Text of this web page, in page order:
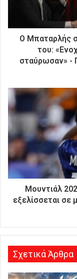
τ
ή
σ
α
δ
ι
ε
ύ
Ο Μπαταρλής
του:
σταύρωσαν» -
Μουντιάλ
εξελίσσεται σε
Σχετικά Άρθρα